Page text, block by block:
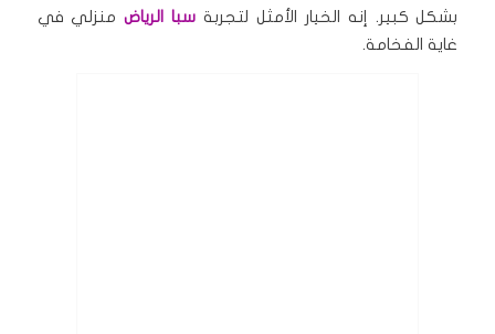
بشكل كبير. إنه الخيار الأمثل لتجربة سبا الرياضمنزلي في
غاية الفخامة.